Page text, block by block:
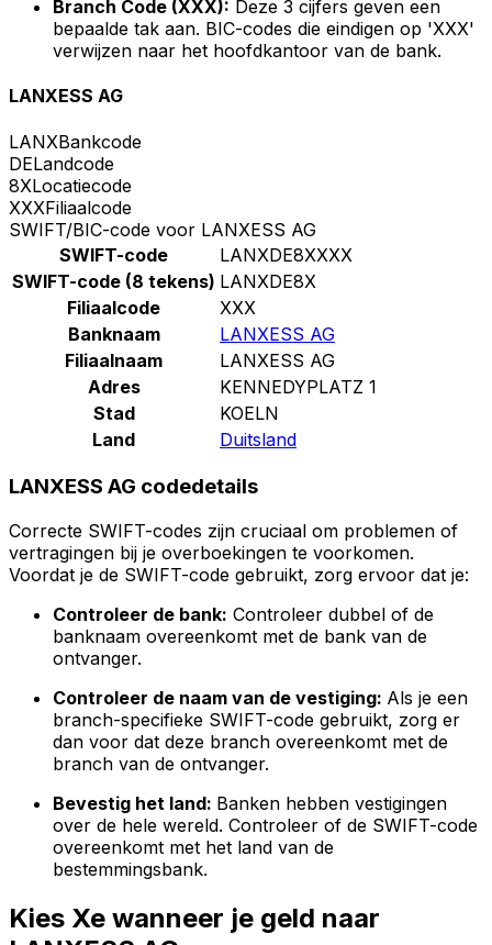
Branch Code (XXX): Deze 3 cijfers geven een
bepaalde tak aan. BIC-codes die eindigen op 'XXX'
verwijzen naar het hoofdkantoor van de bank.
LANXESS AG
LANXBankcode
DELandcode
8XLocatiecode
XXXFiliaalcode
SWIFT/BIC-code voor LANXESS AG
SWIFT-code
LANXDE8XXXX
SWIFT-code (8 tekens) LANXDE8X
Filiaalcode
XXX
Banknaam
LANXESS AG
Filiaalnaam
LANXESS AG
Adres
KENNEDYPLATZ 1
Stad
KOELN
Land
Duitsland
LANXESS AG codedetails
Correcte SWIFT-codes zijn cruciaal om problemen of
vertragingen bij je overboekingen te voorkomen.
Voordat je de SWIFT-code gebruikt, zorg ervoor dat je:
Controleer de bank: Controleer dubbel of de
banknaam overeenkomt met de bank van de
ontvanger.
Controleer de naam van de vestiging: Als je een
branch-specifieke SWIFT-code gebruikt, zorg er
dan voor dat deze branch overeenkomt met de
branch van de ontvanger.
Bevestig het land: Banken hebben vestigingen
over de hele wereld. Controleer of de SWIFT-code
overeenkomt met het land van de
bestemmingsbank.
Kies Xe wanneer je geld naar